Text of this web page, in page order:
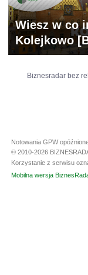
Wiesz w co
Kolejkowo
Biznesradar bez
Notowania GPW
© 2010-2026
Korzystanie z serwisu
Mobilna wersja